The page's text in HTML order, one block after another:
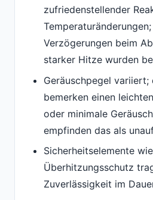
zufriedenstellender
Verzögerungen beim
starker Hitze wurden
Geräuschpegel variiert;
bemerken einen
oder minimale
empfinden das als
Sicherheitselemente wie
Überhitzungsschutz
Zuverlässigkeit im